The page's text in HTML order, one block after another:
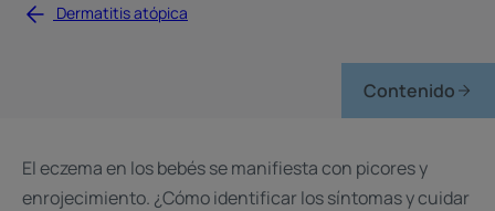
Dermatitis atópica
Contenido
El eczema en los bebés se manifiesta con picores y
enrojecimiento. ¿Cómo identificar los síntomas y cuidar